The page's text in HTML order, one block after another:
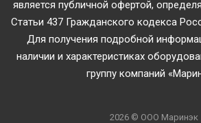
является публичной офертой,
Статьи 437 Гражданского кодекса
Для получения подробной
наличии и характеристиках
группу компаний
2026 © ООО Маринэк